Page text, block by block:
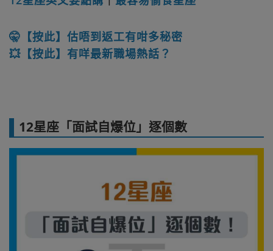
🤫【按此】估唔到返工有咁多秘密
💥【按此】有咩最新職場熱話？
12星座「面試自爆位」逐個數